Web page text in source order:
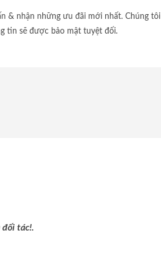
& nhận những ưu đãi mới nhất. Chúng tôi
tin sẽ được bảo mật tuyệt đối.
đối tác!.